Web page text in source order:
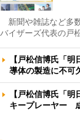
新聞や雑誌など多
バイザーズ代表の戸
【戸松信博氏「
導体の製造に不可
【戸松信博氏「
キープレーヤー